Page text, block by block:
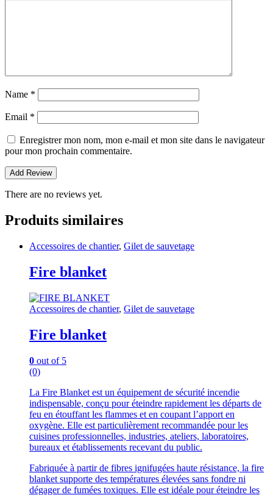
Name *
Email *
Enregistrer mon nom, mon e-mail et mon site dans le navigateur
pour mon prochain commentaire.
There are no reviews yet.
Produits similaires
Accessoires de chantier, Gilet de sauvetage
Fire blanket
Accessoires de chantier, Gilet de sauvetage
Fire blanket
0 out of 5
(0)
La Fire Blanket est un équipement de sécurité incendie
indispensable, conçu pour éteindre rapidement les départs de
feu en étouffant les flammes et en coupant l’apport en
oxygène. Elle est particulièrement recommandée pour les
cuisines professionnelles, industries, ateliers, laboratoires,
bureaux et établissements recevant du public.
Fabriquée à partir de fibres ignifugées haute résistance, la fire
blanket supporte des températures élevées sans fondre ni
dégager de fumées toxiques. Elle est idéale pour éteindre les